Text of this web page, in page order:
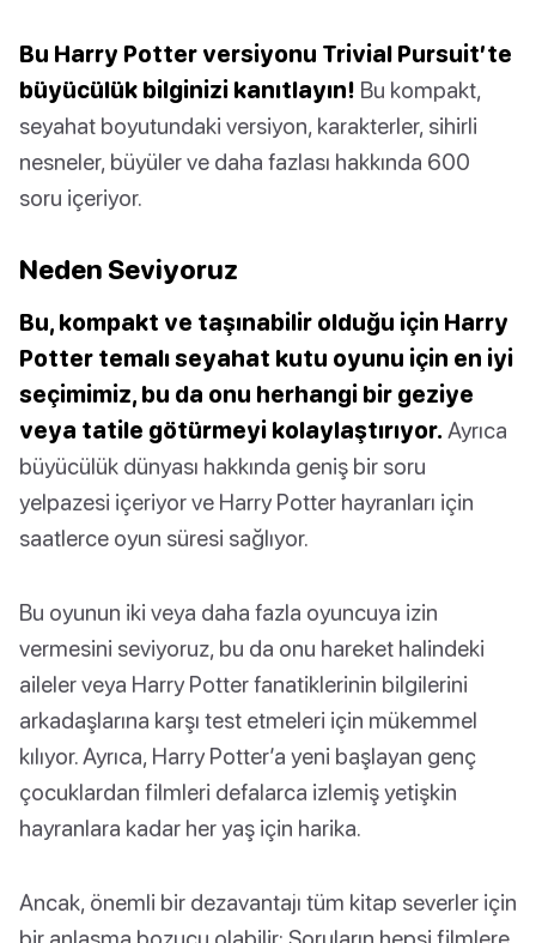
Bu Harry Potter versiyonu Trivial Pursuit’te
büyücülük bilginizi kanıtlayın! Bu kompakt,
seyahat boyutundaki versiyon, karakterler, sihirli
nesneler, büyüler ve daha fazlası hakkında 600
soru içeriyor.
Neden Seviyoruz
Bu, kompakt ve taşınabilir olduğu için Harry
Potter temalı seyahat kutu oyunu için en iyi
seçimimiz, bu da onu herhangi bir geziye
veya tatile götürmeyi kolaylaştırıyor. Ayrıca
büyücülük dünyası hakkında geniş bir soru
yelpazesi içeriyor ve Harry Potter hayranları için
saatlerce oyun süresi sağlıyor.
Bu oyunun iki veya daha fazla oyuncuya izin
vermesini seviyoruz, bu da onu hareket halindeki
aileler veya Harry Potter fanatiklerinin bilgilerini
arkadaşlarına karşı test etmeleri için mükemmel
kılıyor. Ayrıca, Harry Potter’a yeni başlayan genç
çocuklardan filmleri defalarca izlemiş yetişkin
hayranlara kadar her yaş için harika.
Ancak, önemli bir dezavantajı tüm kitap severler için
bir anlaşma bozucu olabilir: Soruların hepsi filmlere